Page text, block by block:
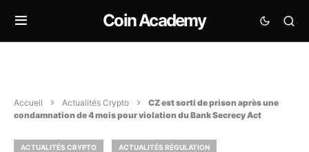
Coin Academy
Accueil Actualités Crypto
CZ est sorti de prison après une
condamnation de 4 mois pour violation du Bank Secrecy Act
ACTUALITÉS CRYPTO ACTUALITÉS RÉGULATION